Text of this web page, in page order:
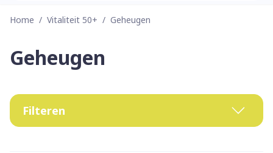
Home / Vitaliteit 50+ / Geheugen
Geheugen
Filteren